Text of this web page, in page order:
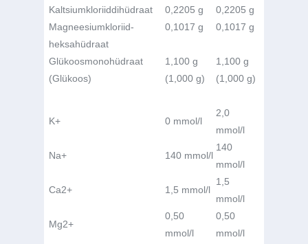
Kaltsiumkloriiddihüdraat
0,2205 g 0,2205 g
Magneesiumkloriid-
0,1017 g 0,1017 g
heksahüdraat
Glükoosmonohüdraat
1,100 g 1,100 g
(Glükoos)
(1,000 g) (1,000 g)
K+ 0 mmol/l
2,0
mmol/l
Na+ 140 mmol/l
140
mmol/l
Ca2+ 1,5 mmol/l
1,5
mmol/l
Mg2+
0,50
mmol/l
0,50
mmol/l